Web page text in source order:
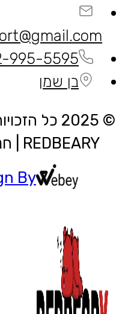
995-5595
בן שמן
© 2025 כל
REDBEARY | חנות מוצרי שינה
By